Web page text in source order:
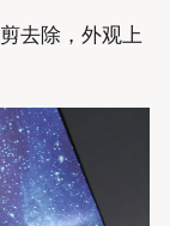
去除，外观上